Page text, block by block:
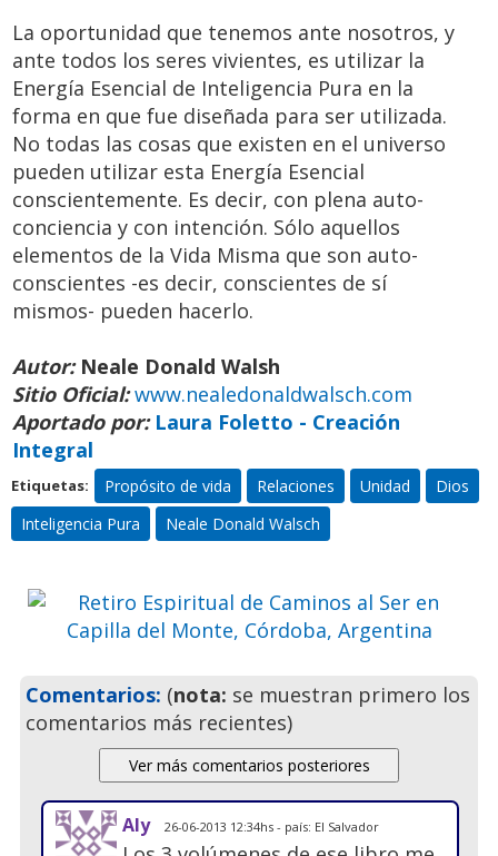
La oportunidad que tenemos ante nosotros, y
ante todos los seres vivientes, es utilizar la
Energía Esencial de Inteligencia Pura en la
forma en que fue diseñada para ser utilizada.
No todas las cosas que existen en el universo
pueden utilizar esta Energía Esencial
conscientemente. Es decir, con plena auto-
conciencia y con intención. Sólo aquellos
elementos de la Vida Misma que son auto-
conscientes -es decir, conscientes de sí
mismos- pueden hacerlo.
Autor: Neale Donald Walsh
Sitio Oficial:www.nealedonaldwalsch.com
Aportado por: Laura Foletto - Creación
Integral
Etiquetas: Propósito de vida Relaciones Unidad
Dios
Inteligencia Pura
Neale Donald Walsch
Retiro Espiritual de Caminos al
Ser en Capilla del Monte,
Córdoba, Argentina
Ven a pasar unos días
Previo
Comentarios: (nota: se muestran primero los
comentarios más recientes)
Aly 26-06-2013 12:34hs - país: El Salvador